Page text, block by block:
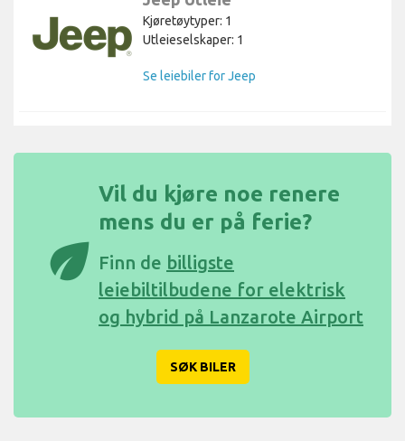
Kjøretøytyper: 1
Utleieselskaper: 1
Se leiebiler for Jeep
eco
Vil du kjøre noe renere
mens du er på ferie?
Finn de billigste
leiebiltilbudene for elektrisk
og hybrid på Lanzarote Airport
SØK BILER